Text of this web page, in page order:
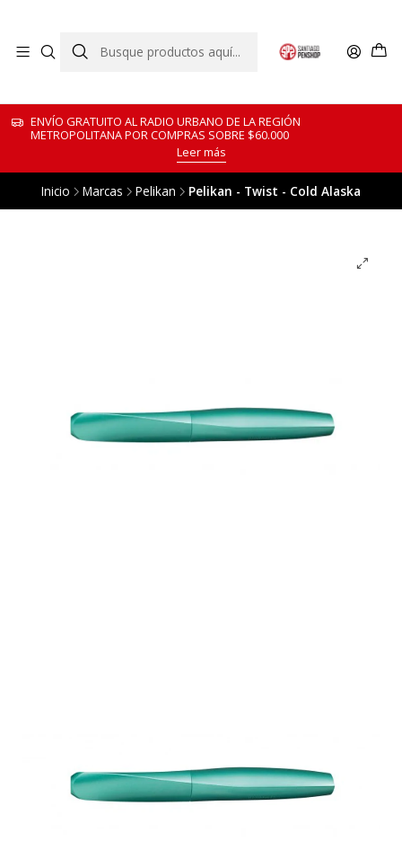
ENVÍO GRATUITO AL RADIO URBANO DE LA REGIÓN
METROPOLITANA POR COMPRAS SOBRE $60.000
Leer más
Inicio Marcas Pelikan Pelikan - Twist - Cold Alaska